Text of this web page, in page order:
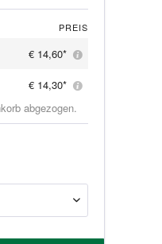
PREIS
€ 14,60*
€ 14,30*
abgezogen.